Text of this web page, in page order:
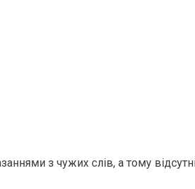
з чужих слів, а тому